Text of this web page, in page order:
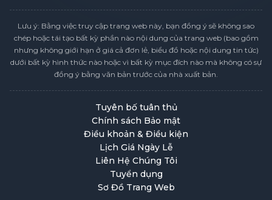
Lưu ý: Bằng việc truy cập trang web này, bạn đồng ý sẽ không sao
chép hoặc tái tạo bất kỳ phần nào nội dung của trang web (bao gồm
nhưng không giới hạn ở giá cả đơn lẻ, biểu đồ hoặc nội dung tin tức)
dưới bất kỳ hình thức nào hoặc vì bất kỳ mục đích nào mà không có sự
đồng ý bằng văn bản trước của nhà xuất bản.
Tuyên bố tuân thủ
Chính sách Bảo mật
Điều khoản & Điều kiện
Lịch Giá Ngày Lễ
Liên Hệ Chúng Tôi
Tuyển dụng
Sơ Đồ Trang Web